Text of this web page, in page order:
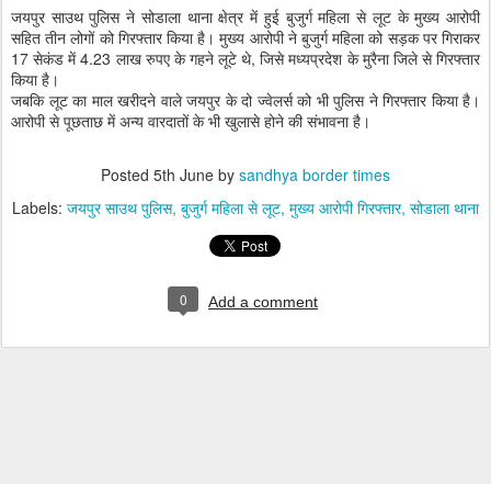
जयपुर साउथ पुलिस ने सोडाला थाना क्षेत्र में हुई बुजुर्ग महिला से लूट के मुख्य आरोपी
सहित तीन लोगों को गिरफ्तार किया है। मुख्य आरोपी ने बुजुर्ग महिला को सड़क पर गिराकर
17 सेकंड में 4.23 लाख रुपए के गहने लूटे थे, जिसे मध्यप्रदेश के मुरैना जिले से गिरफ्तार
किया है।
जबकि लूट का माल खरीदने वाले जयपुर के दो ज्वेलर्स को भी पुलिस ने गिरफ्तार किया है।
आरोपी से पूछताछ में अन्य वारदातों के भी खुलासे होने की संभावना है।
Posted 5th June by sandhya border times
Labels: जयपुर साउथ पुलिस बुजुर्ग महिला से लूट मुख्य आरोपी गिरफ्तार सोडाला थाना
0 Add a comment